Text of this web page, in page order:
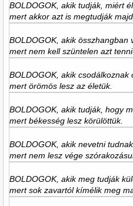
BOLDOGOK, akik tudják, miért
mert akkor azt is megtudják
BOLDOGOK, akik összhangban
mert nem kell szüntelen azt
BOLDOGOK, akik
mert örömös lesz az életük.
BOLDOGOK, akik tudják, hogy
mert békesség lesz körülöttük.
BOLDOGOK, akik nevetni
mert nem lesz vége
BOLDOGOK, akik meg tudják
mert sok zavartól kímélik meg